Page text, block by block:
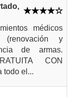
médicos
(renovación y
de armas.
CON
todo el...